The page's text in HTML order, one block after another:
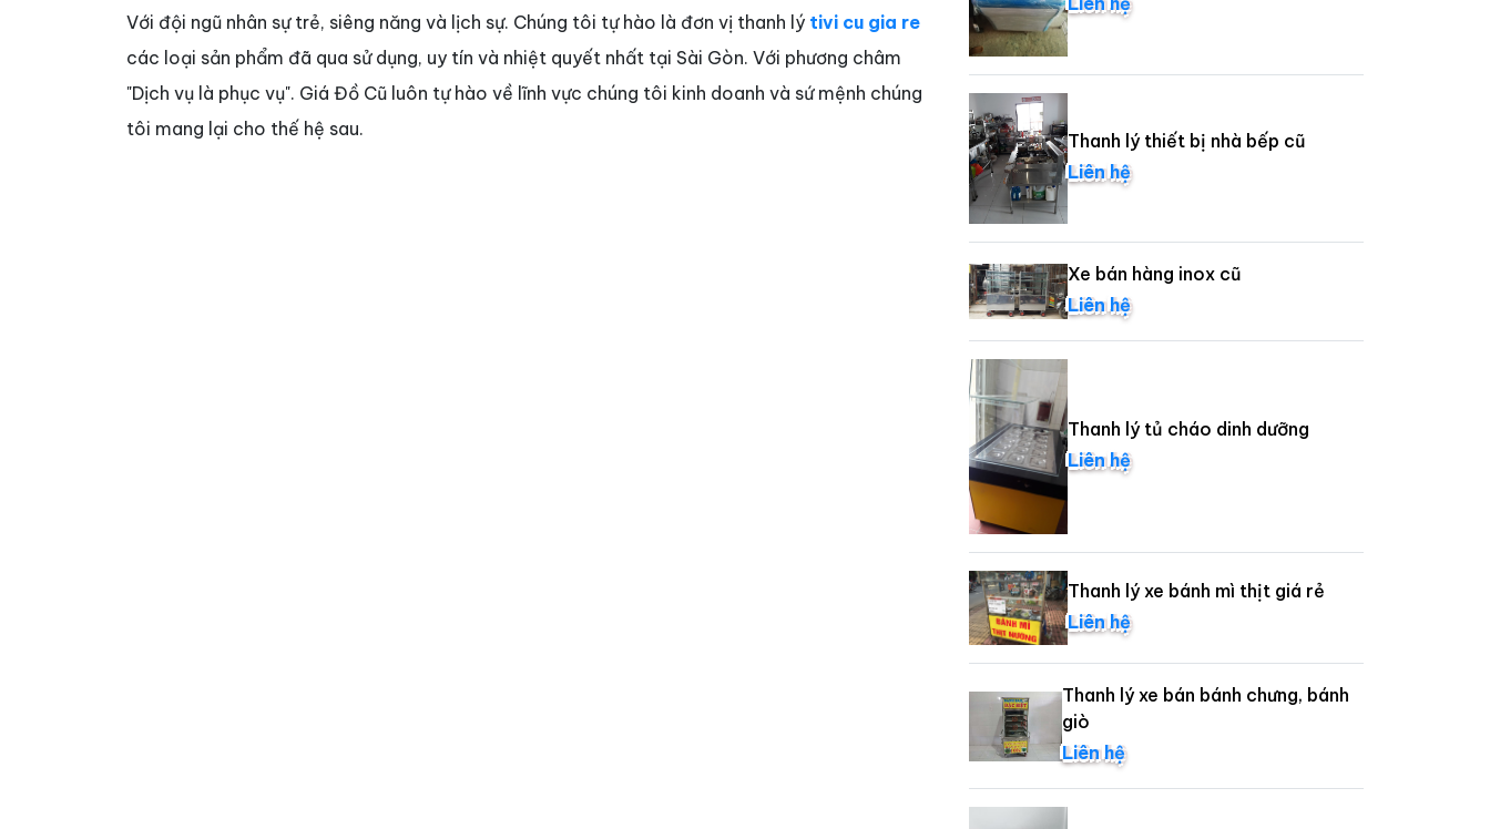
Với đội ngũ nhân sự trẻ, siêng năng và lịch sự. Chúng tôi tự hào là đơn vị thanh lý tivi cu gia re
các loại sản phẩm đã qua sử dụng, uy tín và nhiệt quyết nhất tại Sài Gòn. Với phương châm
"Dịch vụ là phục vụ". Giá Đồ Cũ luôn tự hào về lĩnh vực chúng tôi kinh doanh và sứ mệnh chúng
tôi mang lại cho thế hệ sau.
Thanh lý thiết bị nhà bếp cũ
Liên hệ
Xe bán hàng inox cũ
Liên hệ
Thanh lý tủ cháo dinh dưỡng
Liên hệ
Thanh lý xe bánh mì thịt giá rẻ
Liên hệ
Thanh lý xe bán bánh chưng, bánh
giò
Liên hệ